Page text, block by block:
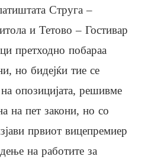
Струга –
и Тетово – Гостивар
претходно побараа
но бидејќи тие се
опозицијата, решивме
на пет закони, но со
првиот вицепремиер
на работите за